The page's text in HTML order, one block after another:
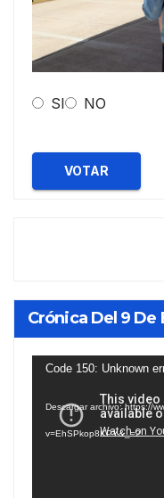
SI NO
VOTAR
Crónica Del 9 De
Reproductor
vídeo
Code 150: Unknown
Descargar archivo: https://
v=EhSPkop8KPY&_=2